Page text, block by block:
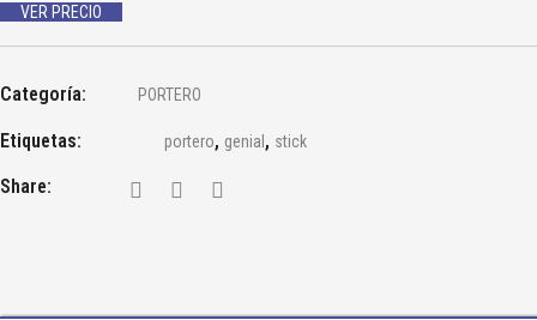
VER PRECIO
Categoría: PORTERO
Etiquetas: portero, genial , stick
Share: